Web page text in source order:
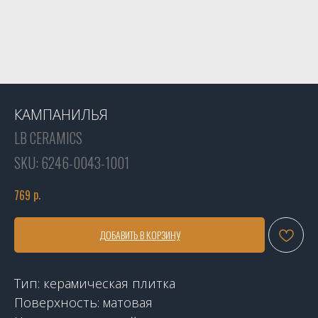
КАМПАНИЛЬЯ
LB CERAMICS
SKU: 6246-0043-1001
769 р.
ДОБАВИТЬ В КОРЗИНУ
Тип: керамическая плитка
Поверхность: матовая